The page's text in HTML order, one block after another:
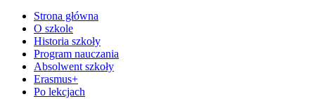
Strona główna
O szkole
Historia szkoły
Program nauczania
Absolwent szkoły
Erasmus+
Po lekcjach